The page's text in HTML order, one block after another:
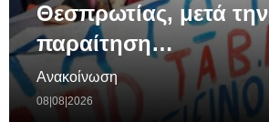
Θεσπρωτίας, μετά την
παραίτηση…
Ανακοίνωση
08|08|2026